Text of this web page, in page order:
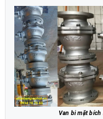
Van bi mặt